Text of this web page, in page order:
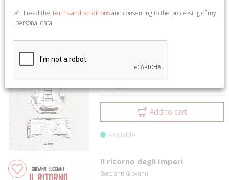
Add to cart
Available
Il ritorno degli Imperi
Buccianti Giovanni
I read the Terms and conditionsand consenting to the processing of my
personal data